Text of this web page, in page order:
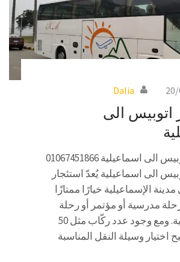
Dalia
اتوبيس الى
استئجار اتوبيس الى اسماعيلية 01067451866
الى اسماعيلية يُعدّ استئجار
الإسماعيلية خيارًا ممتازًا
مدرسية أو مؤتمر أو رحلة
عمل جماعية. ومع وجود عدد ركّاب مثل 50
وسيلة النقل المناسبة